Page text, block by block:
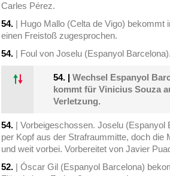
Carles Pérez.
54. | Hugo Mallo (Celta de Vigo) bekommt
einen Freistoß zugesprochen.
54. | Foul von Joselu (Espanyol Barcelona).
54. |Wechsel Espanyol
kommt für Vinicius Souza
Verletzung.
54. | Vorbeigeschossen. Joselu (Espanyol
per Kopf aus der Strafraummitte, doch die
und weit vorbei. Vorbereitet von Javier
52. | Óscar Gil (Espanyol Barcelona)